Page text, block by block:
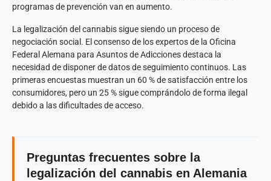
programas de prevención van en aumento.
La legalización del cannabis sigue siendo un proceso de
negociación social. El consenso de los expertos de la Oficina
Federal Alemana para Asuntos de Adicciones destaca la
necesidad de disponer de datos de seguimiento continuos. Las
primeras encuestas muestran un 60 % de satisfacción entre los
consumidores, pero un 25 % sigue comprándolo de forma ilegal
debido a las dificultades de acceso.
Preguntas frecuentes sobre la
legalización del cannabis en Alemania